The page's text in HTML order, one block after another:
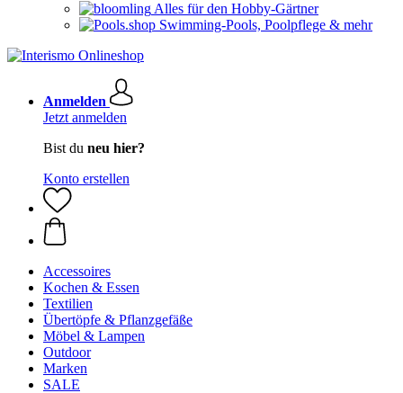
Alles für den Hobby-Gärtner
Swimming-Pools, Poolpflege & mehr
Anmelden
Jetzt anmelden
Bist du neu hier?
Konto erstellen
Accessoires
Kochen & Essen
Textilien
Übertöpfe & Pflanzgefäße
Möbel & Lampen
Outdoor
Marken
SALE